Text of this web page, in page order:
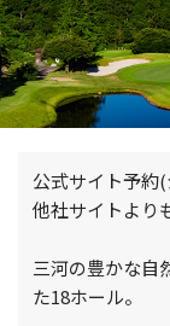
公式サイト予約
他社サイトより
三河の豊かな自
た18ホール。